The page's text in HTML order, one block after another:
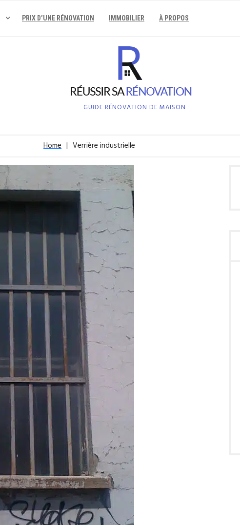
PRIX D’UNE RÉNOVATION IMMOBILIER À PROPOS
GUIDE RÉNOVATION DE MAISON
Home Verrière industrielle